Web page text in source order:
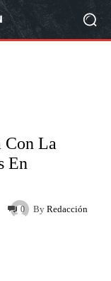
Con La
En
By Redacción
0